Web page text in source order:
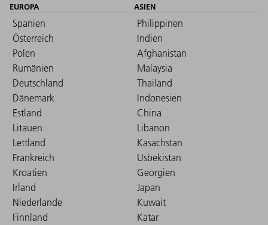
EUROPA
Spanien
Österreich
Polen
Rumänien
Deutschland
Dänemark
Estland
Litauen
Lettland
Frankreich
Kroatien
Irland
Niederlande
Finnland
ASIEN
Philippinen
Indien
Afghanistan
Malaysia
Thailand
Indonesien
China
Libanon
Kasachstan
Usbekistan
Georgien
Japan
Kuwait
Katar